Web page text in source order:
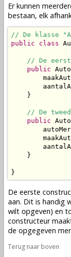
Er kunnen
bestaan, elk
// De klasse
public
class
// De
public
    }
// De
public
    }
}
De eerste
aan. Dit is handig
wilt opgeven) en
constructeur
de opgegeven
Terug naar boven